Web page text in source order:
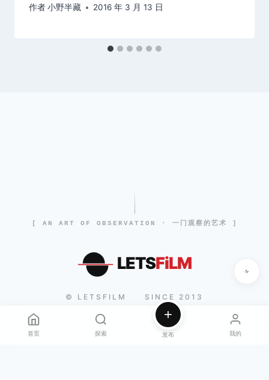
作者小野半藏 2016 年 3 月 13 日
[ AN ART OF OBSERVATION · 一门观察的艺术 ]
LETSFiLM
© LETSFILM SINCE 2013
首页 探索 发布 我的